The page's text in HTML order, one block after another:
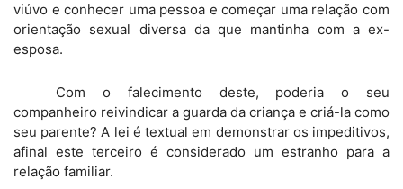
viúvo e conhecer uma pessoa e começar uma relação com
orientação sexual diversa da que mantinha com a ex-
esposa.
Com o falecimento deste, poderia o seu
companheiro reivindicar a guarda da criança e criá-la como
seu parente? A lei é textual em demonstrar os impeditivos,
afinal este terceiro é considerado um estranho para a
relação familiar.